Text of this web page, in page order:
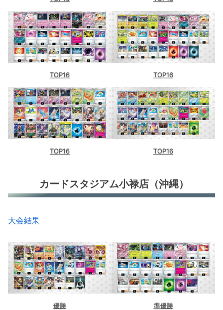
TOP16 TOP16
TOP16 TOP16
カードスタジアム小禄店（沖縄）
大会結果
優勝 準優勝